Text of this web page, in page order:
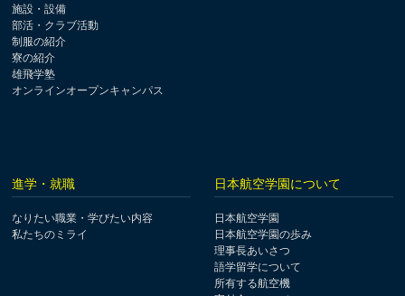
施設・設備
部活・クラブ活動
制服の紹介
寮の紹介
雄飛学塾
オンラインオープンキャンパス
進学・就職
なりたい職業・学びたい内容
私たちのミライ
日本航空学園について
日本航空学園
日本航空学園の歩み
理事長あいさつ
語学留学について
所有する航空機